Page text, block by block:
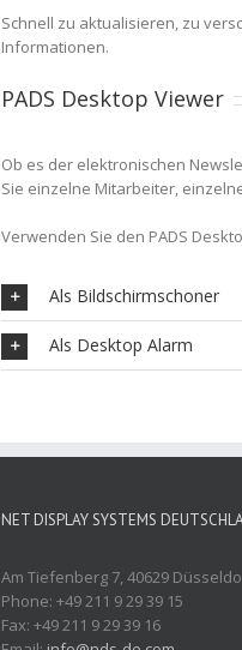
Schnell zu aktualisieren, zu
Informationen.
PADS Desktop Viewer
Ob es der elektronischen
Sie einzelne Mitarbeiter,
Verwenden Sie den PADS
Als Bildschirmschoner
Als Desktop Alarm
NET DISPLAY SYSTEMS
Am Tiefenberg 7, 40629
Phone: +49 211 9 29 39 15
Fax: +49 211 9 29 39 16